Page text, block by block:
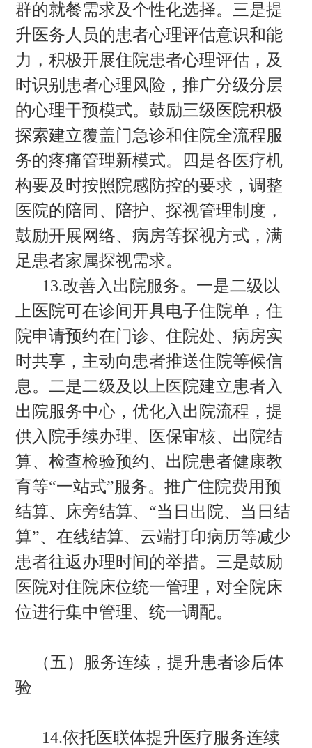
群的就餐需求及个性化选择。三是提
升医务人员的患者心理评估意识和能
力，积极开展住院患者心理评估，及
时识别患者心理风险，推广分级分层
的心理干预模式。鼓励三级医院积极
探索建立覆盖门急诊和住院全流程服
务的疼痛管理新模式。四是各医疗机
构要及时按照院感防控的要求，调整
医院的陪同、陪护、探视管理制度，
鼓励开展网络、病房等探视方式，满
足患者家属探视需求。
13.改善入出院服务。一是二级以
上医院可在诊间开具电子住院单，住
院申请预约在门诊、住院处、病房实
时共享，主动向患者推送住院等候信
息。二是二级及以上医院建立患者入
出院服务中心，优化入出院流程，提
供入院手续办理、医保审核、出院结
算、检查检验预约、出院患者健康教
育等“一站式”服务。推广住院费用预
结算、床旁结算、“当日出院、当日结
算”、在线结算、云端打印病历等减少
患者往返办理时间的举措。三是鼓励
医院对住院床位统一管理，对全院床
位进行集中管理、统一调配。
（五）服务连续，提升患者诊后体
验
14.依托医联体提升医疗服务连续